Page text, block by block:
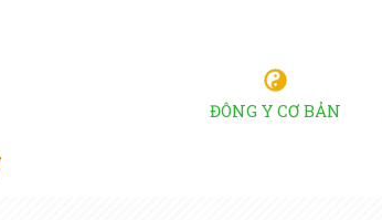
ĐÔNG Y CƠ BẢN